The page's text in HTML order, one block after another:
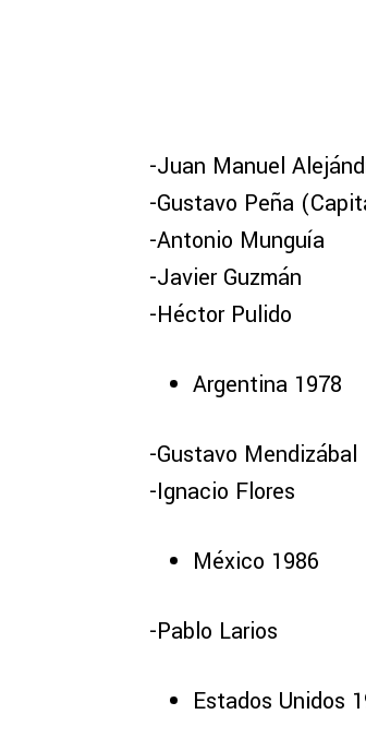
-Juan Manuel
-Gustavo Peña
-Antonio Munguía
-Javier Guzmán
-Héctor Pulido
Argentina 1978
-Gustavo Mendizábal
-Ignacio Flores
México 1986
-Pablo Larios
Estados Unidos